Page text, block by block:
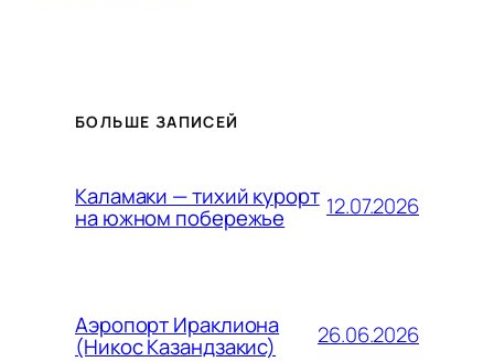
БОЛЬШЕ ЗАПИСЕЙ
Каламаки — тихий курорт
на южном побережье 12.07.2026
Аэропорт Ираклиона
(Никос Казандзакис) 26.06.2026